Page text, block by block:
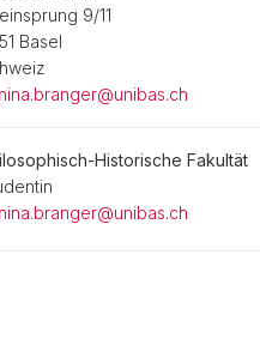
9/11
Basel
Historische Fakultät